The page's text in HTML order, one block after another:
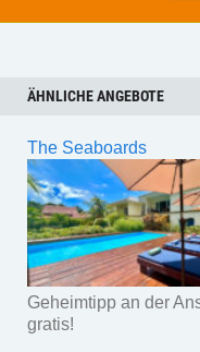
ÄHNLICHE ANGEBOTE
The Seaboards
Geheimtipp an der
gratis!